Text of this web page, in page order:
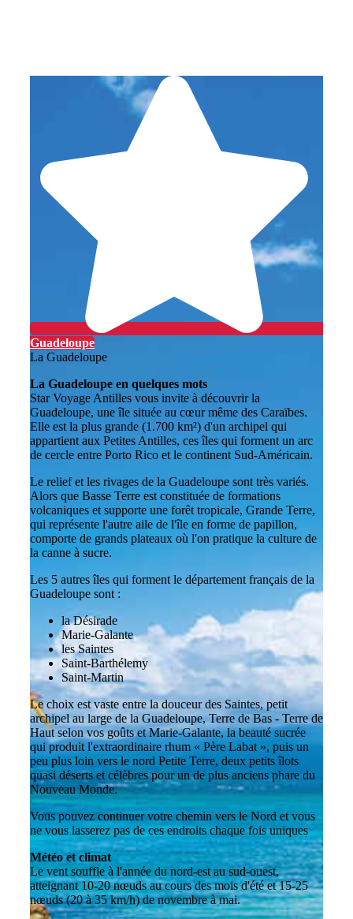
Guadeloupe
La Guadeloupe
La Guadeloupe en quelques mots
Star Voyage Antilles vous invite à découvrir la
Guadeloupe, une île située au cœur même des Caraïbes.
Elle est la plus grande (1.700 km²) d'un archipel qui
appartient aux Petites Antilles, ces îles qui forment un arc
de cercle entre Porto Rico et le continent Sud-Américain.
Le relief et les rivages de la Guadeloupe sont très variés.
Alors que Basse Terre est constituée de formations
volcaniques et supporte une forêt tropicale, Grande Terre,
qui représente l'autre aile de l'île en forme de papillon,
comporte de grands plateaux où l'on pratique la culture de
la canne à sucre.
Les 5 autres îles qui forment le département français de la
Guadeloupe sont :
la Désirade
Marie-Galante
les Saintes
Saint-Barthélemy
Saint-Martin
Le choix est vaste entre la douceur des Saintes, petit
archipel au large de la Guadeloupe, Terre de Bas - Terre de
Haut selon vos goûts et Marie-Galante, la beauté sucrée
qui produit l'extraordinaire rhum « Père Labat », puis un
peu plus loin vers le nord Petite Terre, deux petits îlots
quasi déserts et célèbres pour un de plus anciens phare du
Nouveau Monde.
Vous pouvez continuer votre chemin vers le Nord et vous
ne vous lasserez pas de ces endroits chaque fois uniques
Météo et climat
Le vent souffle à l'année du nord-est au sud-ouest,
atteignant 10-20 nœuds au cours des mois d'été et 15-25
nœuds (20 à 35 km/h) de novembre à mai.